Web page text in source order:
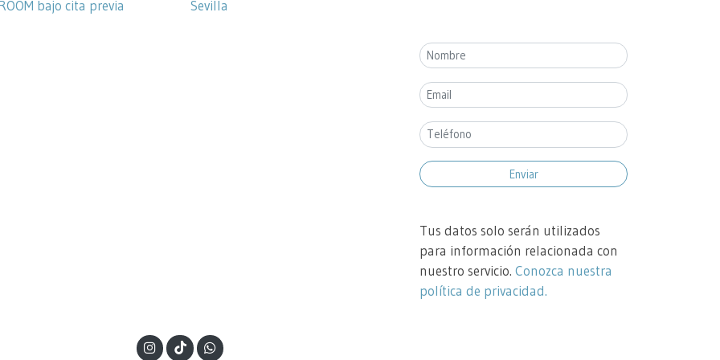
bajo cita previa Sevilla
Enviar
Tus datos solo serán utilizados
para información relacionada con
nuestro servicio. Conozca nuestra
política de privacidad.